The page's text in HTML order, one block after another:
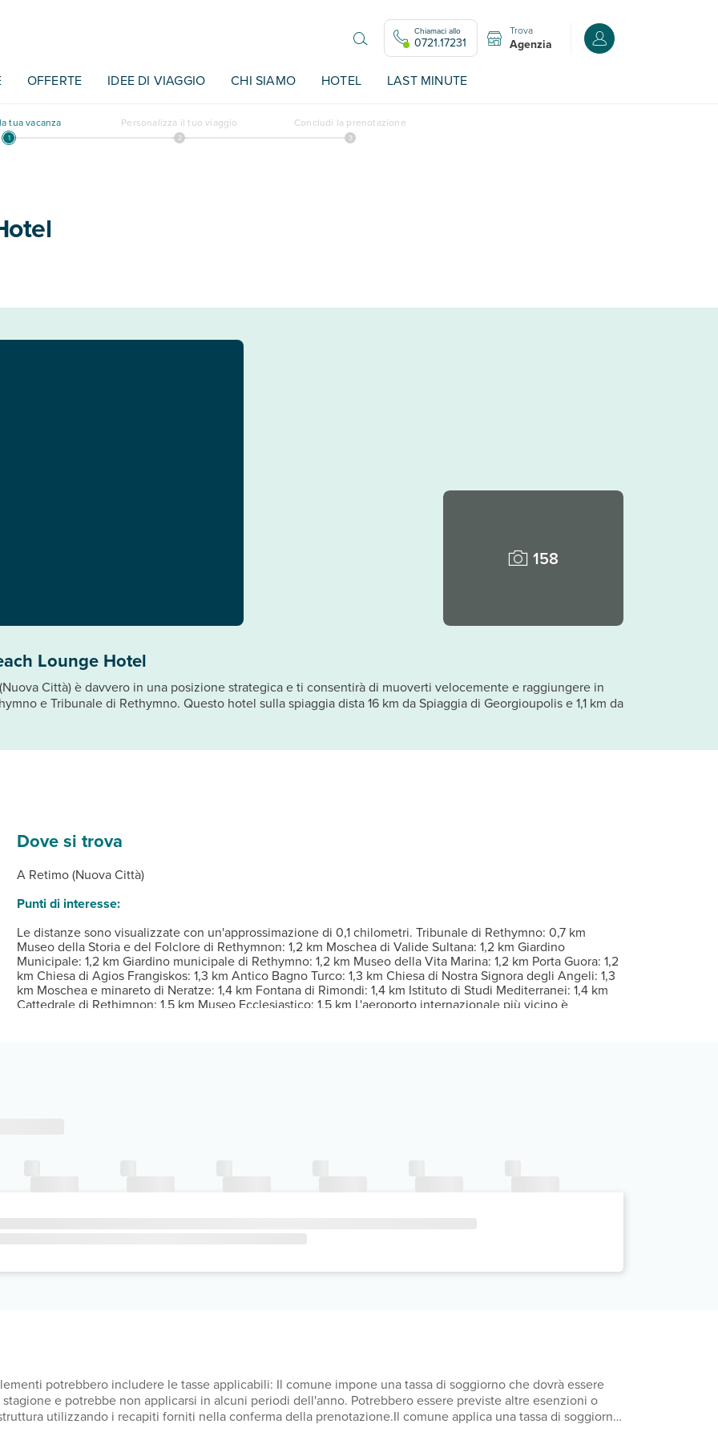
Chiamaci allo
0721.17231
Trova
Agenzia Accedi o registrati
OFFERTE IDEE DI VIAGGIO CHI SIAMO HOTEL LAST MINUTE
tua vacanza Personalizza il tuo viaggio Concludi la prenotazione
158
Lounge Hotel
Città) è davvero in una posizione strategica e ti consentirà di muoverti velocemente e raggiungere in
e Tribunale di Rethymno. Questo hotel sulla spiaggia dista 16 km da Spiaggia di Georgioupolis e 1,1 km da
Dove si trova
A Retimo (Nuova Città)
Punti di interesse:
Le distanze sono visualizzate con un'approssimazione di 0,1 chilometri. Tribunale di Rethymno: 0,7 km
Museo della Storia e del Folclore di Rethymnon: 1,2 km Moschea di Valide Sultana: 1,2 km Giardino
Municipale: 1,2 km Giardino municipale di Rethymno: 1,2 km Museo della Vita Marina: 1,2 km Porta Guora: 1,2
km Chiesa di Agios Frangiskos: 1,3 km Antico Bagno Turco: 1,3 km Chiesa di Nostra Signora degli Angeli: 1,3
km Moschea e minareto di Neratze: 1,4 km Fontana di Rimondi: 1,4 km Istituto di Studi Mediterranei: 1,4 km
Cattedrale di Rethimnon: 1,5 km Museo Ecclesiastico: 1,5 km L'aeroporto internazionale più vicino è
della struttura, complete di frigorifero e TV LCD. Le camere sono dotate di balcone attrezzato. Il Wi-Fi gratuito ti
struttura, oppure approfitta dei servizi ricreativi disponibili, che includono una piscina stagionale all'aperto. Questo hotel
di lavanderia e lavaggio a secco e una reception aperta 24 ore su 24. Pagando un supplemento, potrai usufruire di una
ristorante, Breakfast room. Rilassati con il tuo drink preferito presso un bar/lounge e un bar a bordo piscina. La colazione
potrebbero includere le tasse applicabili: Il comune impone una tassa di soggiorno che dovrà essere
e potrebbe non applicarsi in alcuni periodi dell'anno. Potrebbero essere previste altre esenzioni o
utilizzando i recapiti forniti nella conferma della prenotazione.Il comune applica una tassa di soggiorno: